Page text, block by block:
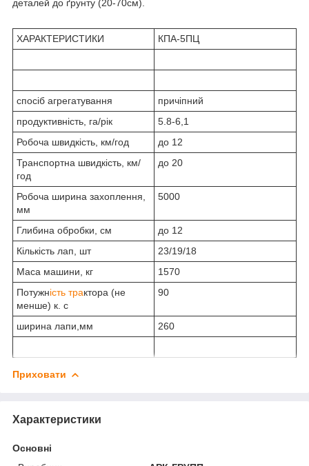
деталей до ґрунту (20-70см).
ХАРАКТЕРИСТИКИ КПА-5ПЦ
спосіб агрегатування
причіпний
продуктивність, га/рік
5.8-6,1
Робоча швидкість, км/год
до 12
Транспортна швидкість, км/
год
до 20
Робоча ширина захоплення,
мм
5000
Глибина обробки, см
до 12
Кількість лап, шт
23/19/18
Маса машини, кг
1570
Потужність трактора (не
менше) к. с
90
ширина лапи,мм 260
Приховати
Характеристики
Основні